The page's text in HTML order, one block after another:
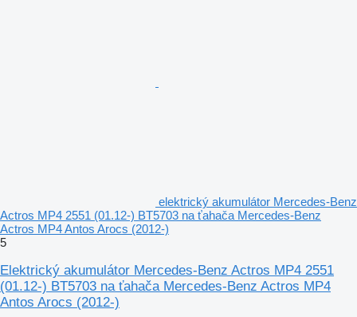
elektrický akumulátor Mercedes-Benz
Actros MP4 2551 (01.12-) BT5703 na ťahača Mercedes-Benz
Actros MP4 Antos Arocs (2012-)
5
Elektrický akumulátor Mercedes-Benz Actros MP4 2551
(01.12-) BT5703 na ťahača Mercedes-Benz Actros MP4
Antos Arocs (2012-)